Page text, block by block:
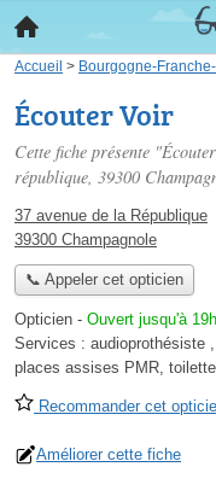
Accueil > Bourgogne-
Écouter Voir
Cette fiche présente
république, 39300
37 avenue de la République
39300 Champagnole
📞 Appeler cet opticien
Opticien - Ouvert jusqu'à 19h
Services : audioprothésiste ,
places assises PMR,
Recommander cet
Améliorer cette fiche